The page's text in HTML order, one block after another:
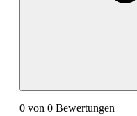
0 von 0 Bewertungen